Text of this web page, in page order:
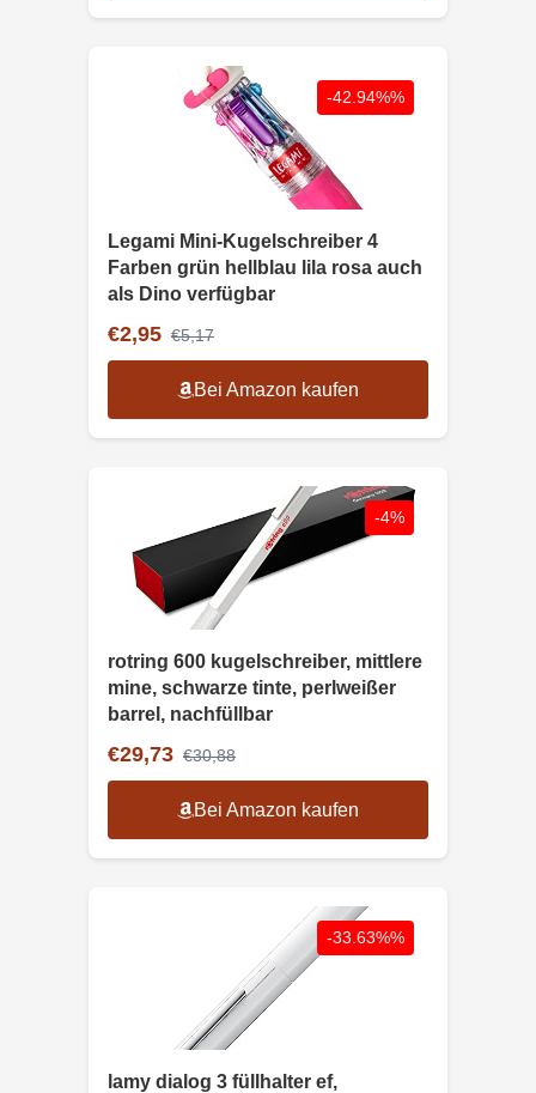
-42.94%%
Legami Mini-Kugelschreiber 4
Farben grün hellblau lila rosa auch
als Dino verfügbar
€2,95 €5,17
Bei Amazon kaufen
-4%
rotring 600 kugelschreiber, mittlere
mine, schwarze tinte, perlweißer
barrel, nachfüllbar
€29,73 €30,88
Bei Amazon kaufen
-33.63%%
lamy dialog 3 füllhalter ef,